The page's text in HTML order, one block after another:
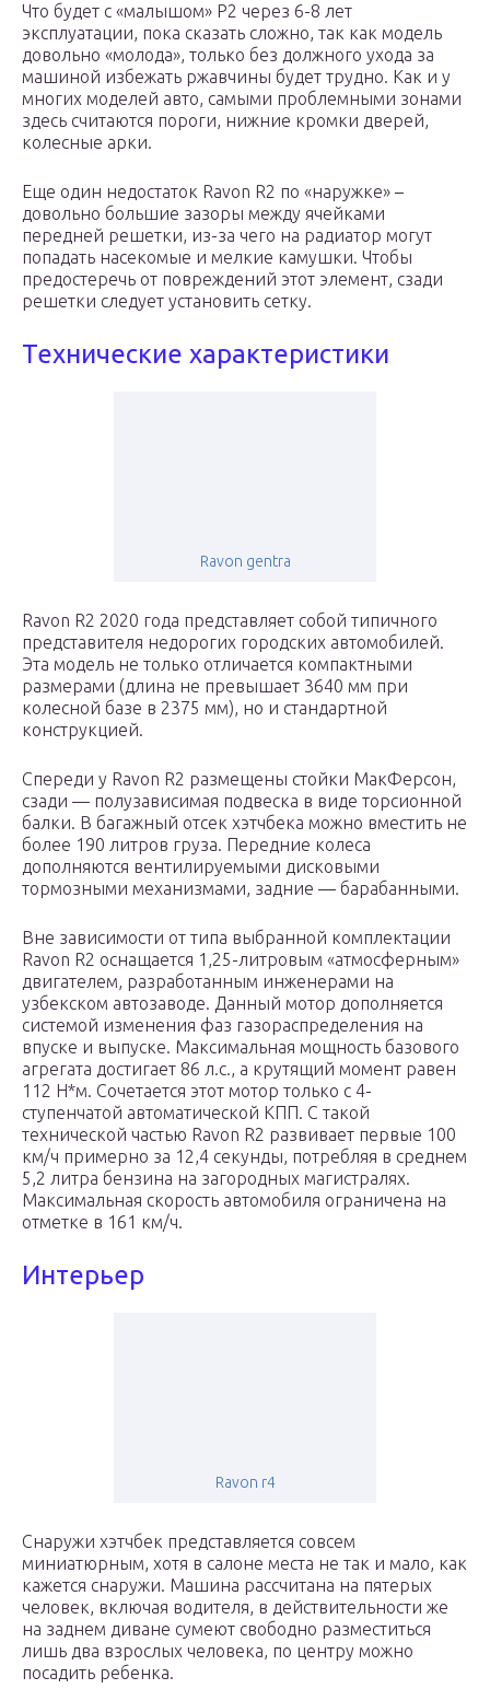
Что будет с «малышом» Р2 через 6-8 лет
эксплуатации, пока сказать сложно, так как модель
довольно «молода», только без должного ухода за
машиной избежать ржавчины будет трудно. Как и у
многих моделей авто, самыми проблемными зонами
здесь считаются пороги, нижние кромки дверей,
колесные арки.
Еще один недостаток Ravon R2 по «наружке» –
довольно большие зазоры между ячейками
передней решетки, из-за чего на радиатор могут
попадать насекомые и мелкие камушки. Чтобы
предостеречь от повреждений этот элемент, сзади
решетки следует установить сетку.
Технические характеристики
Ravon gentra
Ravon R2 2020 года представляет собой типичного
представителя недорогих городских автомобилей.
Эта модель не только отличается компактными
размерами (длина не превышает 3640 мм при
колесной базе в 2375 мм), но и стандартной
конструкцией.
Спереди у Ravon R2 размещены стойки МакФерсон,
сзади — полузависимая подвеска в виде торсионной
балки. В багажный отсек хэтчбека можно вместить не
более 190 литров груза. Передние колеса
дополняются вентилируемыми дисковыми
тормозными механизмами, задние — барабанными.
Вне зависимости от типа выбранной комплектации
Ravon R2 оснащается 1,25-литровым «атмосферным»
двигателем, разработанным инженерами на
узбекском автозаводе. Данный мотор дополняется
системой изменения фаз газораспределения на
впуске и выпуске. Максимальная мощность базового
агрегата достигает 86 л.с., а крутящий момент равен
112 Н*м. Сочетается этот мотор только с 4-
ступенчатой автоматической КПП. С такой
технической частью Ravon R2 развивает первые 100
км/ч примерно за 12,4 секунды, потребляя в среднем
5,2 литра бензина на загородных магистралях.
Максимальная скорость автомобиля ограничена на
отметке в 161 км/ч.
Интерьер
Ravon r4
Снаружи хэтчбек представляется совсем
миниатюрным, хотя в салоне места не так и мало, как
кажется снаружи. Машина рассчитана на пятерых
человек, включая водителя, в действительности же
на заднем диване сумеют свободно разместиться
лишь два взрослых человека, по центру можно
посадить ребенка.